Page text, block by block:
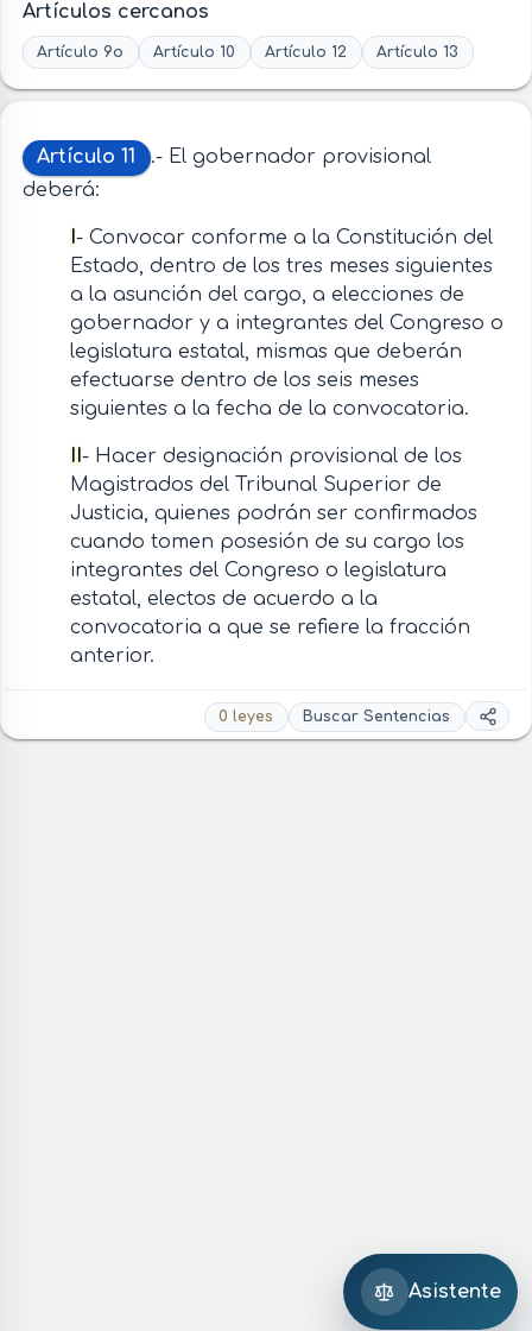
Artículos cercanos
Artículo 9o Artículo 10 Artículo 12 Artículo 13
Artículo 11
.- El gobernador provisional
deberá:
- Convocar conforme a la Constitución del
Estado, dentro de los tres meses siguientes
a la asunción del cargo, a elecciones de
gobernador y a integrantes del Congreso o
legislatura estatal, mismas que deberán
efectuarse dentro de los seis meses
siguientes a la fecha de la convocatoria.
- Hacer designación provisional de los
Magistrados del Tribunal Superior de
Justicia, quienes podrán ser confirmados
cuando tomen posesión de su cargo los
integrantes del Congreso o legislatura
estatal, electos de acuerdo a la
convocatoria a que se refiere la fracción
anterior.
0 leyes Buscar Sentencias
Asistente